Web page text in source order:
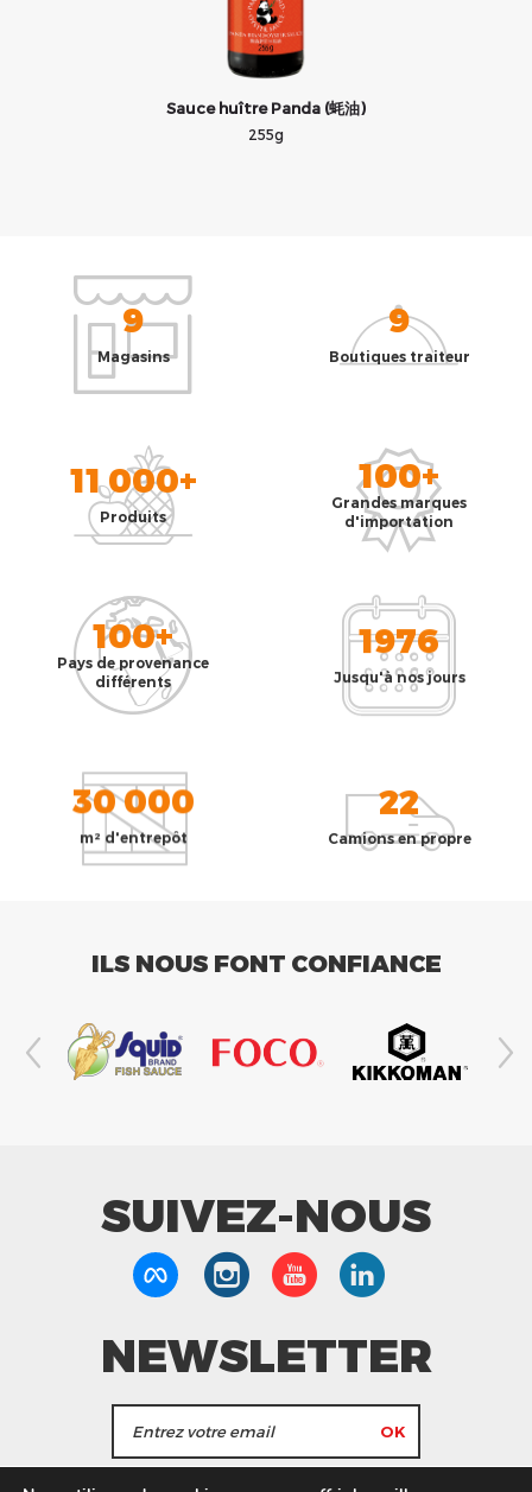
Sauce huître Panda (蚝油)
255g
9
Magasins
9
Boutiques traiteur
11 000+
Produits
100+
Grandes marques
d'importation
100+
Pays de provenance
différents
1976
Jusqu'à nos jours
30 000
m² d'entrepôt
22
Camions en propre
ILS NOUS FONT CONFIANCE
SUIVEZ-NOUS
NEWSLETTER
J'accepte de recevoir les actualités et les